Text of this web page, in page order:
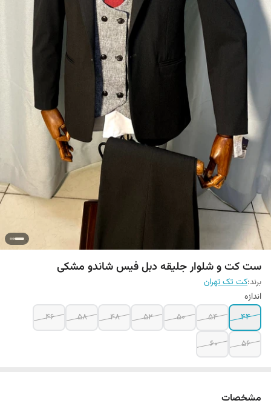
ست کت و شلوار جلیقه دبل فیس شاندو مشکی
برند:کت تک تهران
اندازه
۴۴
۵۴ ۵۰ ۵۲ ۴۸ ۵۸
۴۶
۵۶
۶۰
مشخصات